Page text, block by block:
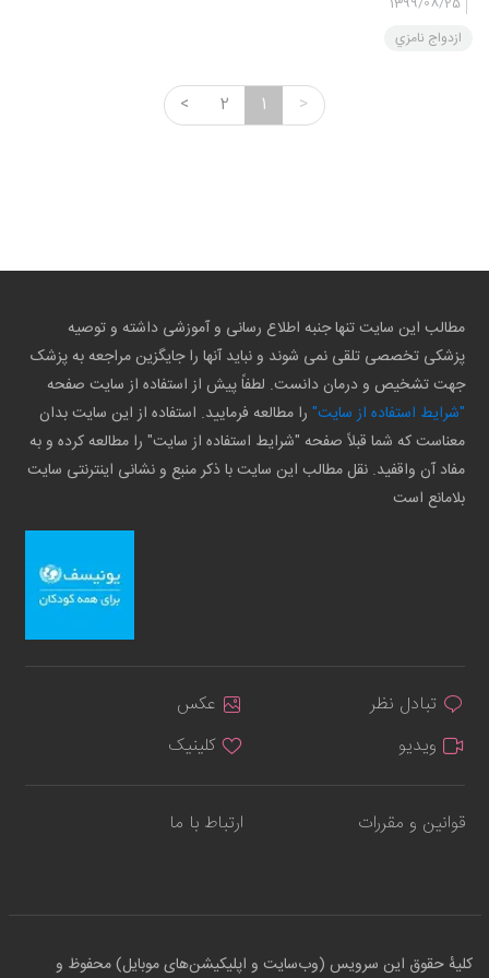
هماهنگ شدن بين نقش ها قطعا سخته اينكه بخواهيد حسرت
ازدواج نامزي
>
1
2
<
مطالب این سایت تنها جنبه اطلاع رسانی و آموزشی داشته و توصیه
پزشکی تخصصی تلقی نمی شوند و نباید آنها را جایگزین مراجعه به پزشک
جهت تشخیص و درمان دانست. لطفاً پیش از استفاده از سایت صفحه
"شرایط استفاده از سایت" را مطالعه فرمایید. استفاده از این سایت بدان
معناست که شما قبلاً صفحه "شرایط استفاده از سایت" را مطالعه کرده و به
مفاد آن واقفید. نقل مطالب این سایت با ذکر منبع و نشانی اینترنتی سایت
بلامانع است
تبادل نظر
عکس
ویدیو
کلینیک
قوانین و مقررات ارتباط با ما
کلیهٔ حقوق این سرویس (وب‌سایت و اپلیکیشن‌های موبایل) محفوظ و